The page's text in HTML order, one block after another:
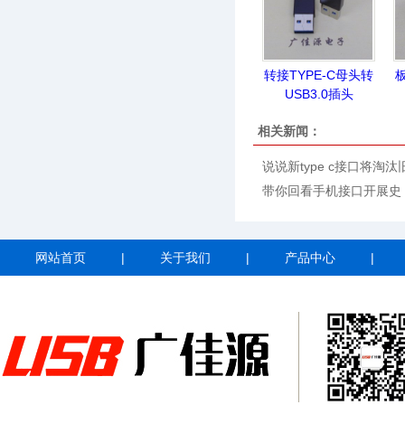
转接TYPE-C母头转
USB3.0插头
相关新闻：
说说新type c接口将淘汰
带你回看手机接口开展史
网站首页 | 关于我们 | 产品中心 |